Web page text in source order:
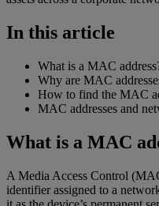
In this article
What is a MAC
Why are MAC
How to find the MAC
MAC addresses and
What is a MAC
A Media Access Control
identifier assigned to a